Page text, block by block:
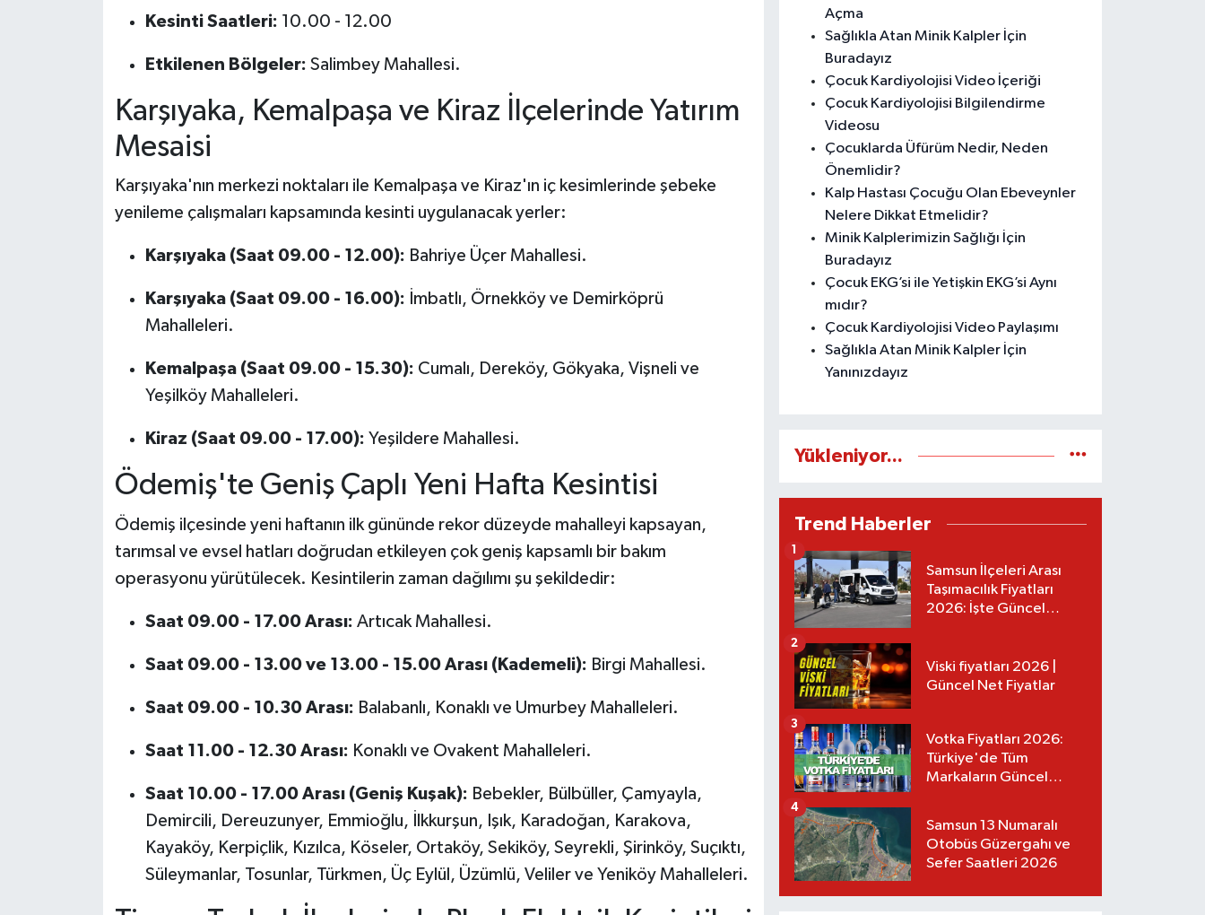
Kesinti Saatleri: 10.00 - 12.00
Etkilenen Bölgeler: Salimbey Mahallesi.
Karşıyaka, Kemalpaşa ve Kiraz İlçelerinde Yatırım
Mesaisi
Karşıyaka'nın merkezi noktaları ile Kemalpaşa ve Kiraz'ın iç kesimlerinde şebeke
yenileme çalışmaları kapsamında kesinti uygulanacak yerler:
Karşıyaka (Saat 09.00 - 12.00): Bahriye Üçer Mahallesi.
Karşıyaka (Saat 09.00 - 16.00): İmbatlı, Örnekköy ve Demirköprü
Mahalleleri.
Kemalpaşa (Saat 09.00 - 15.30): Cumalı, Dereköy, Gökyaka, Vişneli ve
Yeşilköy Mahalleleri.
Kiraz (Saat 09.00 - 17.00): Yeşildere Mahallesi.
Ödemiş'te Geniş Çaplı Yeni Hafta Kesintisi
Ödemiş ilçesinde yeni haftanın ilk gününde rekor düzeyde mahalleyi kapsayan,
tarımsal ve evsel hatları doğrudan etkileyen çok geniş kapsamlı bir bakım
operasyonu yürütülecek. Kesintilerin zaman dağılımı şu şekildedir:
Saat 09.00 - 17.00 Arası: Artıcak Mahallesi.
Saat 09.00 - 13.00 ve 13.00 - 15.00 Arası (Kademeli): Birgi Mahallesi.
Saat 09.00 - 10.30 Arası: Balabanlı, Konaklı ve Umurbey Mahalleleri.
Saat 11.00 - 12.30 Arası: Konaklı ve Ovakent Mahalleleri.
Saat 10.00 - 17.00 Arası (Geniş Kuşak): Bebekler, Bülbüller, Çamyayla,
Demircili, Dereuzunyer, Emmioğlu, İlkkurşun, Işık, Karadoğan, Karakova,
Kayaköy, Kerpiçlik, Kızılca, Köseler, Ortaköy, Sekiköy, Seyrekli, Şirinköy, Suçıktı,
Süleymanlar, Tosunlar, Türkmen, Üç Eylül, Üzümlü, Veliler ve Yeniköy Mahalleleri.
Açma
Sağlıkla Atan Minik Kalpler İçin
Buradayız
Çocuk Kardiyolojisi Video İçeriği
Çocuk Kardiyolojisi Bilgilendirme
Videosu
Çocuklarda Üfürüm Nedir, Neden
Önemlidir?
Kalp Hastası Çocuğu Olan Ebeveynler
Nelere Dikkat Etmelidir?
Minik Kalplerimizin Sağlığı İçin
Buradayız
Çocuk EKG’si ile Yetişkin EKG’si Aynı
mıdır?
Çocuk Kardiyolojisi Video Paylaşımı
Sağlıkla Atan Minik Kalpler İçin
Yanınızdayız
Yükleniyor...
Trend Haberler
Samsun İlçeleri Arası
Taşımacılık Fiyatları
2026: İşte Güncel
1
Viski fiyatları 2026 |
Güncel Net Fiyatlar
2
Votka Fiyatları 2026:
Türkiye'de Tüm
Markaların Güncel
3
Samsun 13 Numaralı
Otobüs Güzergahı ve
Sefer Saatleri 2026
4